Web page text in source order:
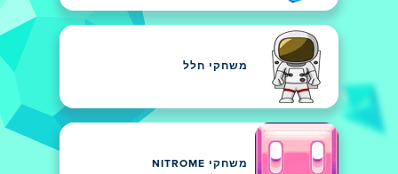
משחקי חלל
משחקי NITROME